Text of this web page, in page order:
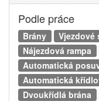
Podle práce
Brány Vjezdové
Nájezdová rampa
Automatická
Automatická
Dvoukřídlá brána